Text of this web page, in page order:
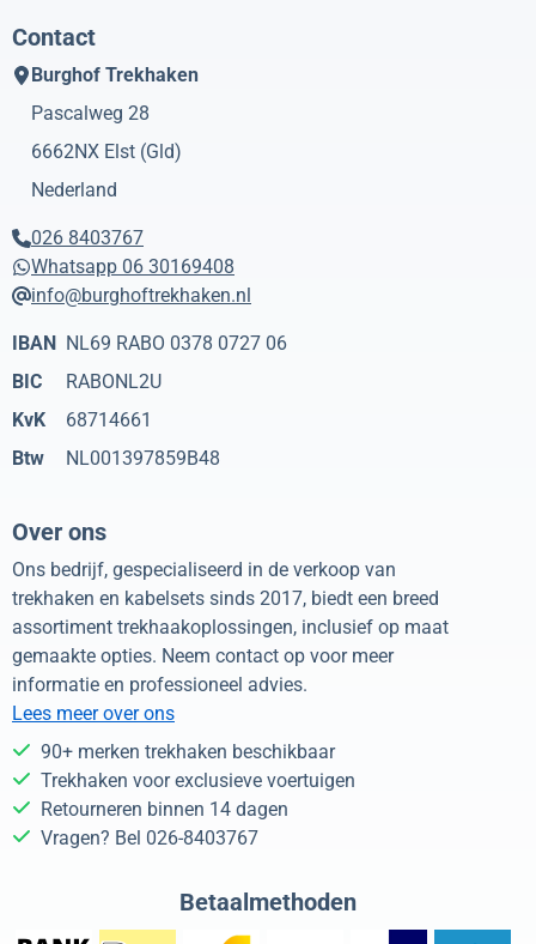
Contact
Burghof Trekhaken
Pascalweg 28
6662NX Elst (Gld)
Nederland
026 8403767
Whatsapp 06 30169408
info@burghoftrekhaken.nl
IBAN NL69 RABO 0378 0727 06
BIC
RABONL2U
KvK
68714661
Btw
NL001397859B48
Over ons
Ons bedrijf, gespecialiseerd in de verkoop van
trekhaken en kabelsets sinds 2017, biedt een breed
assortiment trekhaakoplossingen, inclusief op maat
gemaakte opties. Neem contact op voor meer
informatie en professioneel advies.
Lees meer over ons
90+ merken trekhaken beschikbaar
Trekhaken voor exclusieve voertuigen
Retourneren binnen 14 dagen
Vragen? Bel 026-8403767
Betaalmethoden